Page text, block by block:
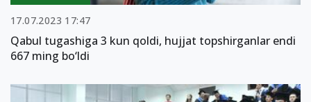
17.07.2023 17:47
Qabul tugashiga 3 kun qoldi, hujjat topshirganlar endi
667 ming bo‘ldi